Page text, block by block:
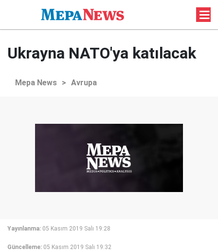
Ukrayna NATO'ya katılacak
Mepa News > Avrupa
Yayınlanma: 05 Kasım 2019 Salı 19:28
Güncelleme: 05 Kasım 2019 Salı 19:32